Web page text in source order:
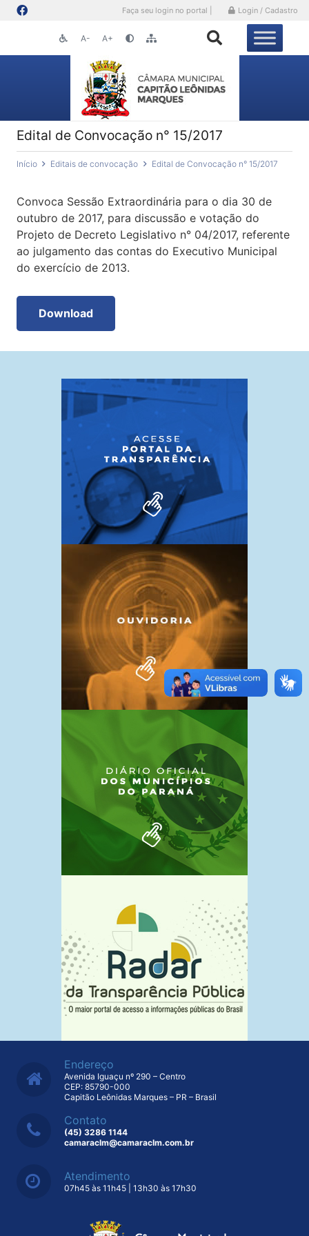
Faça seu login no portal | Login / Cadastro
A- A+
Edital de Convocação n° 15/2017
Início Editais de convocação Edital de Convocação n° 15/2017
Convoca Sessão Extraordinária para o dia 30 de
outubro de 2017, para discussão e votação do
Projeto de Decreto Legislativo n° 04/2017, referente
ao julgamento das contas do Executivo Municipal
do exercício de 2013.
Download
Endereço
Avenida Iguaçu nº 290 – Centro
CEP: 85790-000
Capitão Leônidas Marques – PR – Brasil
Contato
(45) 3286 1144
camaraclm@camaraclm.com.br
Atendimento
07h45 às 11h45 | 13h30 às 17h30